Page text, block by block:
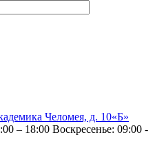
Челомея, д. 10«Б»
– 18:00 Воскресенье: 09:00 -